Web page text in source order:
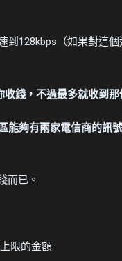
到128kbps（如果對這
錢，不過最多就收到那
能夠有兩家電信商的訊
而已。
限的金額